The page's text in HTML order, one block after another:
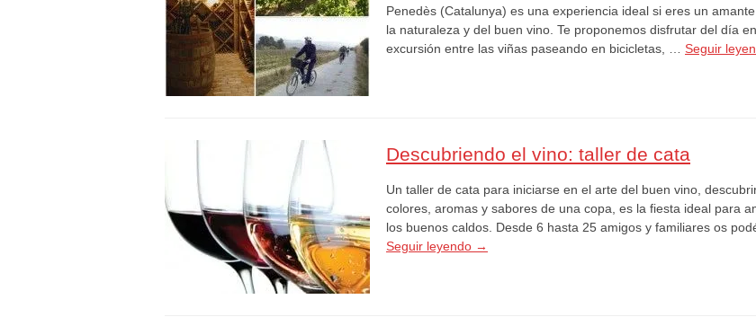
Penedès (Catalunya) es una experiencia ideal si eres un
la naturaleza y del buen vino. Te proponemos disfrutar del día
excursión entre las viñas paseando en bicicletas, … Seguir
Descubriendo el vino: taller de cata
Un taller de cata para iniciarse en el arte del buen vino,
colores, aromas y sabores de una copa, es la fiesta ideal para
los buenos caldos. Desde 6 hasta 25 amigos y familiares os
Seguir leyendo →